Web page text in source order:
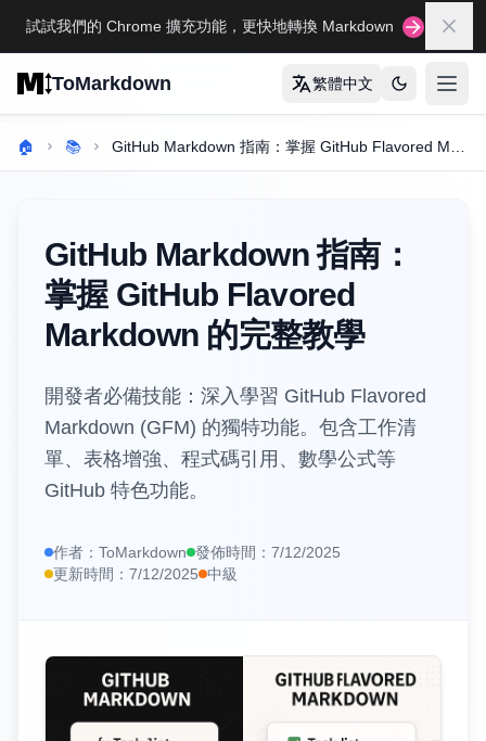
試試我們的 Chrome 擴充功能，更快地轉換 Markdown 關閉
ToMarkdown 繁體中文
打开
完整的 Markdown 表格指南
完整的 Markdown 指南
格式轉換工具
🔄HTML轉Markdown
📊HTML表格轉Markdown
URL轉Markdown
📄 PDF轉Markdown
Markdown 編輯器
Markdown檢視器
🏠 📚
GitHub Markdown 指南：
掌握 GitHub Flavored
Markdown 的完整教學
開發者必備技能：深入學習 GitHub Flavored
Markdown (GFM) 的獨特功能。包含工作清
單、表格增強、程式碼引用、數學公式等
GitHub 特色功能。
作者： ToMarkdown 發佈時間： 7/12/2025
更新時間： 7/12/2025 中級